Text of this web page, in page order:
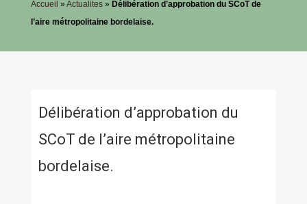
Accueil » Actualites» Délibération d’approbation du SCoT de
l’aire métropolitaine bordelaise.
Délibération d’approbation du
SCoT de l’aire métropolitaine
bordelaise.